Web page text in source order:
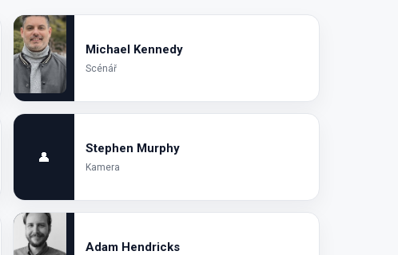
Michael Kennedy
Scénář
👤
Stephen Murphy
Kamera
Adam Hendricks